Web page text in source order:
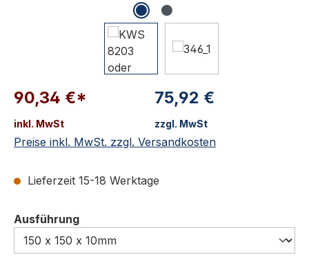
90,34 €*
inkl. MwSt
75,92 €
zzgl. MwSt
Preise inkl. MwSt. zzgl. Versandkosten
Lieferzeit 15-18 Werktage
Ausführungauswählen